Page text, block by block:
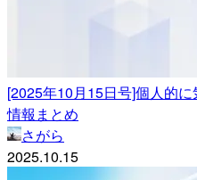
[2025年10月15日号]個人的
情報まとめ
さがら
2025.10.15